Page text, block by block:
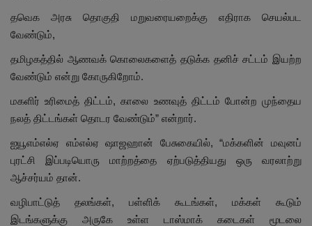
தவெக அரசு தொகுதி மறுவரையறைக்கு எதிராக செயல்பட
வேண்டும்,
தமிழகத்தில் ஆணவக் கொலைகளைத் தடுக்க தனிச் சட்டம் இயற்ற
வேண்டும் என்று கோருகிறோம்.
மகளிர் உரிமைத் திட்டம், காலை உணவுத் திட்டம் போன்ற முந்தைய
நலத் திட்டங்கள் தொடர வேண்டும்” என்றார்.
ஐயூஎம்எல்ஏ எம்எல்ஏ ஷாஜஹான் பேசுகையில், “மக்களின் மவுனப்
புரட்சி இப்படியொரு மாற்றத்தை ஏற்படுத்தியது ஒரு வரலாற்று
ஆச்சர்யம் தான்.
வழிபாட்டுத் தலங்கள், பள்ளிக் கூடங்கள், மக்கள் கூடும்
இடங்களுக்கு அருகே உள்ள டாஸ்மாக் கடைகள் மூடலை